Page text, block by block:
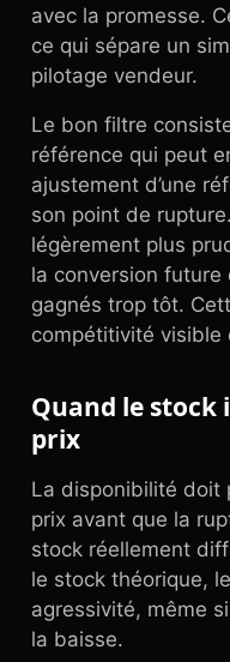
avec la promesse.
ce qui sépare un
pilotage vendeur.
Le bon filtre
référence qui peut
ajustement d’une
son point de
légèrement plus
la conversion
gagnés trop tôt.
compétitivité visible
Quand le stock
prix
La disponibilité doit
prix avant que la
stock réellement
le stock théorique,
agressivité, même
la baisse.